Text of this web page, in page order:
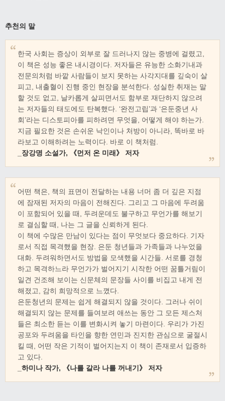
추천의 말
한국 사회는 증상이 외부로 잘 드러나지 않는 중병에 걸렸고,
이 책은 성능 좋은 내시경이다. 저자들은 유능한 소화기내과
전문의처럼 바깥 사람들이 보지 못하는 사각지대를 깊숙이 살
피고, 내출혈이 진행 중인 현장을 분석한다. 성실한 취재는 말
할 것도 없고, 날카롭게 살피면서도 함부로 재단하지 않으려
는 저자들의 태도에도 탄복했다. ‘완전고립’과 ‘은둔중년 사
회’라는 디스토피아를 피하려면 무엇을, 어떻게 해야 하는가.
지금 필요한 것은 손쉬운 낙인이나 처방이 아니라, 똑바로 바
라보고 이해하려는 노력이다. 바로 이 책처럼.
장강명 소설가, 《먼저 온 미래 》 저자
어떤 책은, 책의 표면이 전달하는 내용 너머 좀 더 깊은 지점
에 잠재된 저자의 마음이 전해진다. 그리고 그 마음에 두려움
이 포함되어 있을 때, 두려운데도 불구하고 무언가를 해보기
로 결심할 때, 나는 그 글을 신뢰하게 된다.
이 책에 수많은 만남이 있다는 점이 무엇보다 중요하다. 기자
로서 직접 목격했을 현장. 은둔 청년들과 가족들과 나누었을
대화. 두려워하면서도 방법을 모색했을 시간들. 서로를 경청
하고 목격하느라 무언가가 벌어지기 시작한 어떤 꿈틀거림이
일견 건조해 보이는 신문체의 문장들 사이를 비집고 내게 전
해졌고, 감히 희망적으로 느꼈다.
은둔청년의 문제는 쉽게 해결되지 않을 것이다. 그러나 쉬이
해결되지 않는 문제를 들여보려 애쓰는 동안 그 모든 제스처
들은 최소한 듣는 이를 변화시켜 놓기 마련이다. 우리가 가진
공포와 두려움을 타인을 향한 연민과 진지한 관심으로 굴절시
킬 때, 어떤 작은 기적이 벌어지는지 이 책이 존재로서 입증하
고 있다.
하미나 작가, 《나를 갈라 나를 꺼내기 》 저자